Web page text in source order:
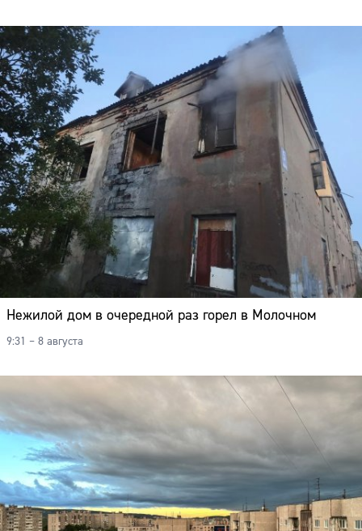
Нежилой дом в очередной раз горел в Молочном
9:31 – 8 августа